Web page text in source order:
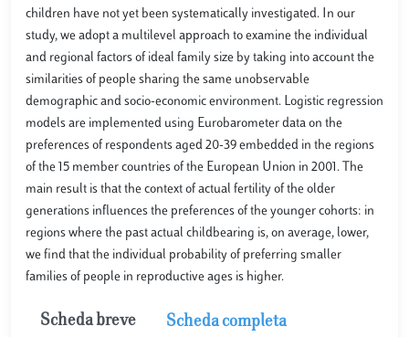
children have not yet been systematically investigated. In our
study, we adopt a multilevel approach to examine the individual
and regional factors of ideal family size by taking into account the
similarities of people sharing the same unobservable
demographic and socio-economic environment. Logistic regression
models are implemented using Eurobarometer data on the
preferences of respondents aged 20-39 embedded in the regions
of the 15 member countries of the European Union in 2001. The
main result is that the context of actual fertility of the older
generations influences the preferences of the younger cohorts: in
regions where the past actual childbearing is, on average, lower,
we find that the individual probability of preferring smaller
families of people in reproductive ages is higher.
Scheda breve Scheda completa